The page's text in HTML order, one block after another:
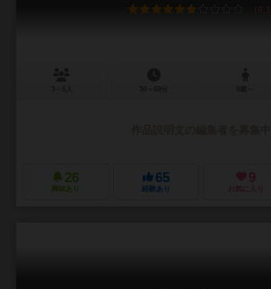
6.1
26
興味あり
65
経験あり
9
お気に入り